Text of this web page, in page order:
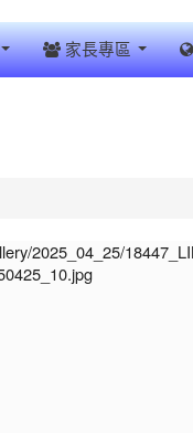
家長專區